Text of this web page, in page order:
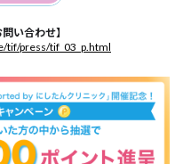
い合わせ】
tif/press/tif_03_p.html